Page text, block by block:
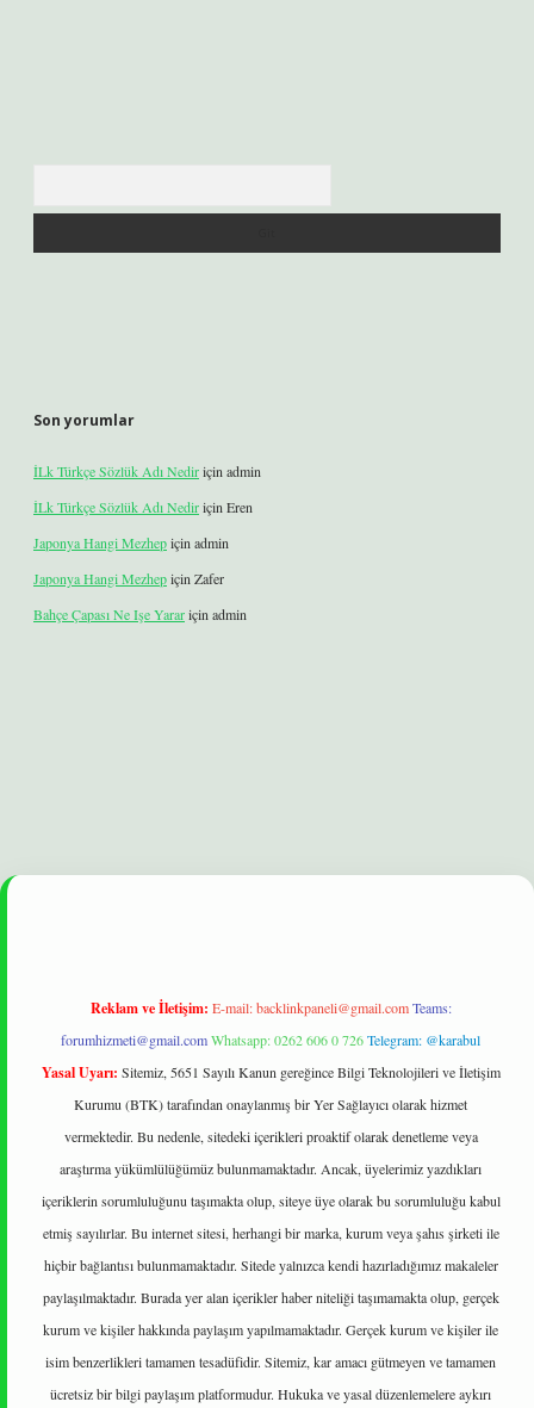
Son yorumlar
İLk Türkçe Sözlük Adı Nediriçin admin
İLk Türkçe Sözlük Adı Nediriçin Eren
Japonya Hangi Mezhepiçin admin
Japonya Hangi Mezhepiçin Zafer
Bahçe Çapası Ne Işe Yarariçin admin
betexper yeni girişilbet
Reklam ve İletişim: E-mail:backlinkpaneli@gmail.com Teams:
forumhizmeti@gmail.comWhatsapp: 0262 606 0 726Telegram: @karabul
Yasal Uyarı: Sitemiz, 5651 Sayılı Kanun gereğince Bilgi Teknolojileri ve İletişim
Kurumu (BTK) tarafından onaylanmış bir Yer Sağlayıcı olarak hizmet
vermektedir. Bu nedenle, sitedeki içerikleri proaktif olarak denetleme veya
araştırma yükümlülüğümüz bulunmamaktadır. Ancak, üyelerimiz yazdıkları
içeriklerin sorumluluğunu taşımakta olup, siteye üye olarak bu sorumluluğu kabul
etmiş sayılırlar. Bu internet sitesi, herhangi bir marka, kurum veya şahıs şirketi ile
hiçbir bağlantısı bulunmamaktadır. Sitede yalnızca kendi hazırladığımız makaleler
paylaşılmaktadır. Burada yer alan içerikler haber niteliği taşımamakta olup, gerçek
kurum ve kişiler hakkında paylaşım yapılmamaktadır. Gerçek kurum ve kişiler ile
isim benzerlikleri tamamen tesadüfidir. Sitemiz, kar amacı gütmeyen ve tamamen
ücretsiz bir bilgi paylaşım platformudur. Hukuka ve yasal düzenlemelere aykırı